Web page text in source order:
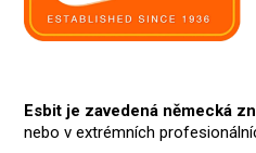
Esbit je zavedená německá
nebo v extrémních